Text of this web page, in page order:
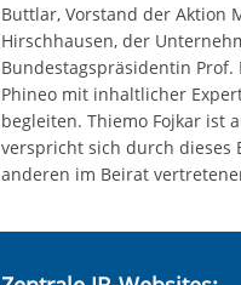
Buttlar, Vorstand der Aktion
Hirschhausen, der
Bundestagspräsidentin
Phineo mit inhaltlicher
begleiten. Thiemo Fojkar ist
verspricht sich durch dieses
anderen im Beirat